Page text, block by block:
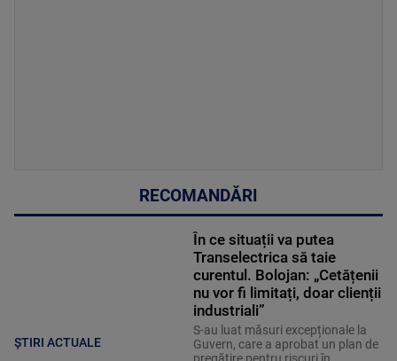
RECOMANDĂRI
ȘTIRI ACTUALE
În ce situații va putea
Transelectrica să taie
curentul. Bolojan: „Cetățenii
nu vor fi limitați, doar clienții
industriali”
S-au luat măsuri excepționale la
Guvern, care a aprobat un plan de